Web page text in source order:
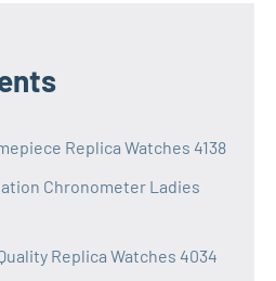
Replica Watches 4138
Chronometer Ladies
Replica Watches 4034